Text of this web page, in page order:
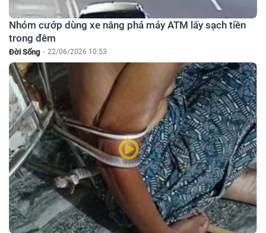
Nhóm cướp dùng xe nâng phá máy ATM lấy sạch tiền
trong đêm
Đời Sống - 22/06/2026 10:53